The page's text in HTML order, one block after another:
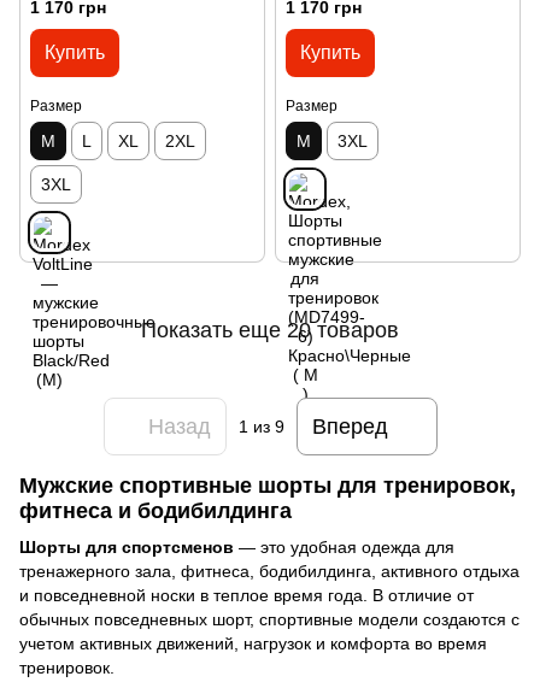
1 170 грн
Купить
Размер
M L XL 2XL
3XL
1 170 грн
Купить
Размер
M 3XL
Показать еще 20 товаров
Назад 1из 9 Вперед
Мужские спортивные шорты для тренировок,
фитнеса и бодибилдинга
Шорты для спортсменов — это удобная одежда для
тренажерного зала, фитнеса, бодибилдинга, активного отдыха
и повседневной носки в теплое время года. В отличие от
обычных повседневных шорт, спортивные модели создаются с
учетом активных движений, нагрузок и комфорта во время
тренировок.